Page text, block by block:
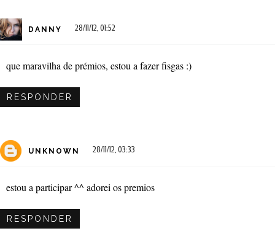
DANNY 28/11/12, 01:52
que maravilha de prémios, estou a fazer fisgas :)
RESPONDER
UNKNOWN 28/11/12, 03:33
estou a participar ^^ adorei os premios
RESPONDER